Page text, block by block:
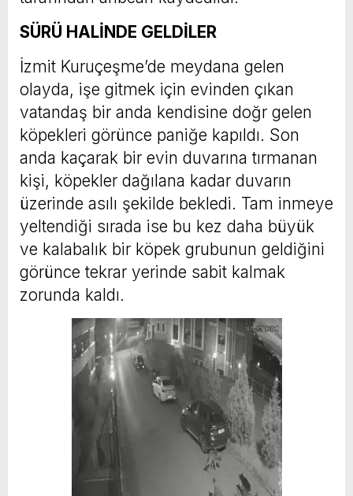
SÜRÜ HALİNDE GELDİLER
İzmit Kuruçeşme’de meydana gelen
olayda, işe gitmek için evinden çıkan
vatandaş bir anda kendisine doğr gelen
köpekleri görünce paniğe kapıldı. Son
anda kaçarak bir evin duvarına tırmanan
kişi, köpekler dağılana kadar duvarın
üzerinde asılı şekilde bekledi. Tam inmeye
yeltendiği sırada ise bu kez daha büyük
ve kalabalık bir köpek grubunun geldiğini
görünce tekrar yerinde sabit kalmak
zorunda kaldı.